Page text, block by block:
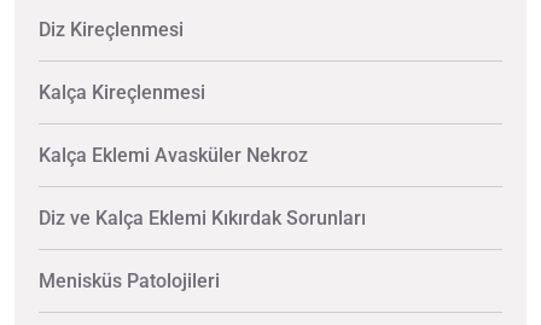
Diz Kireçlenmesi
Kalça Kireçlenmesi
Kalça Eklemi Avasküler Nekroz
Diz ve Kalça Eklemi Kıkırdak Sorunları
Menisküs Patolojileri